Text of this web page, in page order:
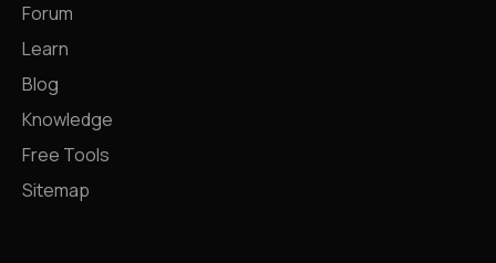
Forum
Learn
Blog
Knowledge
Free Tools
Sitemap